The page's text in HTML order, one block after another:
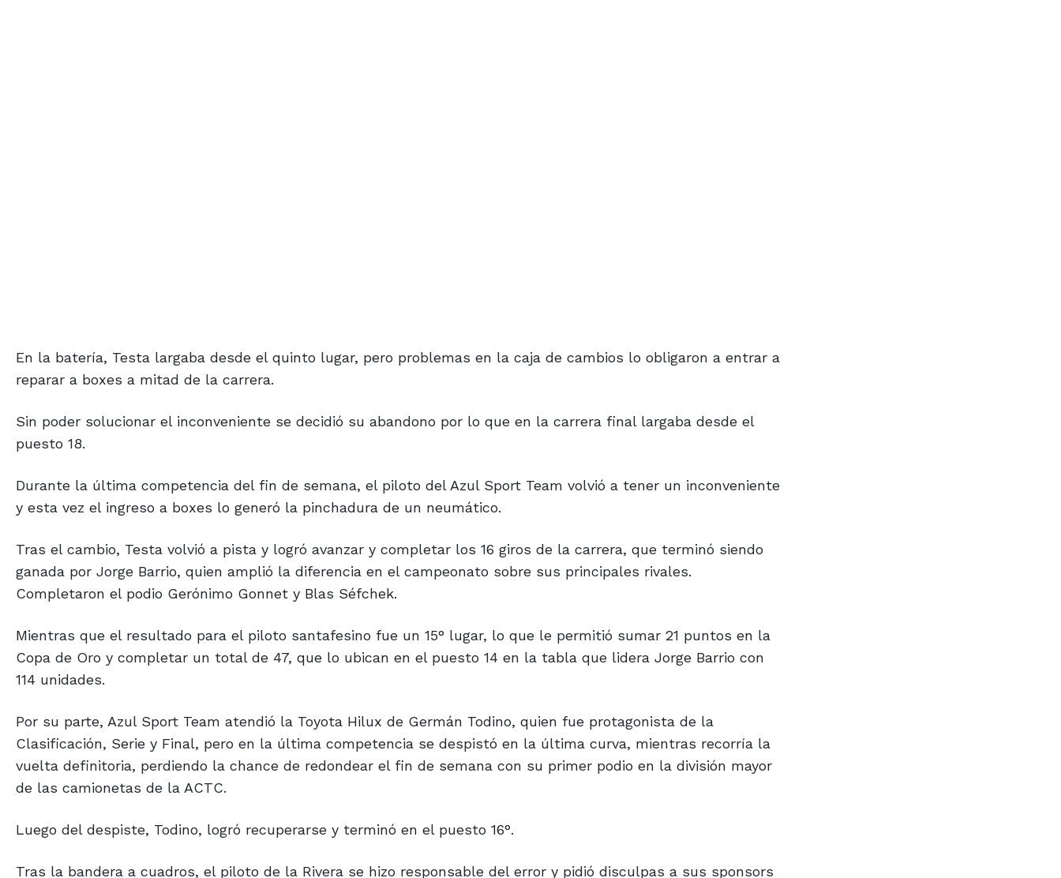
En la batería, Testa largaba desde el quinto lugar, pero problemas en la caja de cambios lo obligaron a entrar a
reparar a boxes a mitad de la carrera.
Sin poder solucionar el inconveniente se decidió su abandono por lo que en la carrera final largaba desde el
puesto 18.
Durante la última competencia del fin de semana, el piloto del Azul Sport Team volvió a tener un inconveniente
y esta vez el ingreso a boxes lo generó la pinchadura de un neumático.
Tras el cambio, Testa volvió a pista y logró avanzar y completar los 16 giros de la carrera, que terminó siendo
ganada por Jorge Barrio, quien amplió la diferencia en el campeonato sobre sus principales rivales.
Completaron el podio Gerónimo Gonnet y Blas Séfchek.
Mientras que el resultado para el piloto santafesino fue un 15° lugar, lo que le permitió sumar 21 puntos en la
Copa de Oro y completar un total de 47, que lo ubican en el puesto 14 en la tabla que lidera Jorge Barrio con
114 unidades.
Por su parte, Azul Sport Team atendió la Toyota Hilux de Germán Todino, quien fue protagonista de la
Clasificación, Serie y Final, pero en la última competencia se despistó en la última curva, mientras recorría la
vuelta definitoria, perdiendo la chance de redondear el fin de semana con su primer podio en la división mayor
de las camionetas de la ACTC.
Luego del despiste, Todino, logró recuperarse y terminó en el puesto 16°.
Tras la bandera a cuadros, el piloto de la Rivera se hizo responsable del error y pidió disculpas a sus sponsors